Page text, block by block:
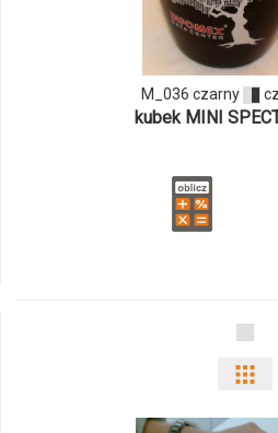
M_036 czarny
kubek MINI